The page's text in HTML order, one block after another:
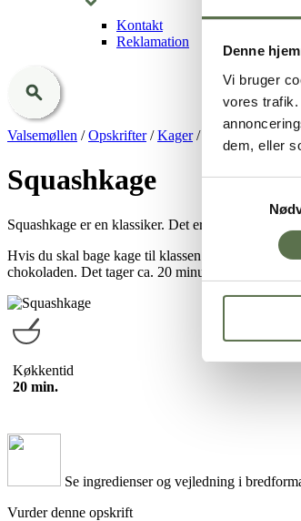
Denne
Vi bruger
vores trafik.
dem, eller
Kontakt
Reklamation
Valsemøllen /Opskrifter/Kager/ Bradepandekager
Squashkage
Squashkage er en klassiker. Det er en nem kage
Hvis du skal bage kage til klassen eller
chokoladen. Det tager ca. 20 minutter at tilberede
Køkkentid
20 min.
Se ingredienser og vejledning i
Vurder denne opskrift